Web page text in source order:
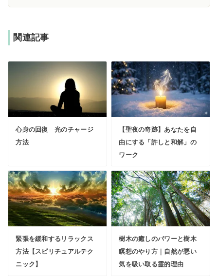
関連記事
心身の回復 光のチャージ
方法
【聖夜の奇跡】あなたを自
由にする「許しと和解」の
ワーク
緊張を緩和するリラックス
方法【スピリチュアルテク
ニック】
樹木の癒しのパワーと樹木
瞑想のやり方｜自然が悪い
気を吸い取る霊的理由